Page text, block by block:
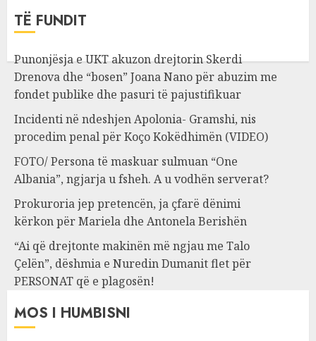
TË FUNDIT
Punonjësja e UKT akuzon drejtorin Skerdi
Drenova dhe “bosen” Joana Nano për abuzim me
fondet publike dhe pasuri të pajustifikuar
Incidenti në ndeshjen Apolonia- Gramshi, nis
procedim penal për Koço Kokëdhimën (VIDEO)
FOTO/ Persona të maskuar sulmuan “One
Albania”, ngjarja u fsheh. A u vodhën serverat?
Prokuroria jep pretencën, ja çfarë dënimi
kërkon për Mariela dhe Antonela Berishën
“Ai që drejtonte makinën më ngjau me Talo
Çelën”, dëshmia e Nuredin Dumanit flet për
PERSONAT që e plagosën!
MOS I HUMBISNI